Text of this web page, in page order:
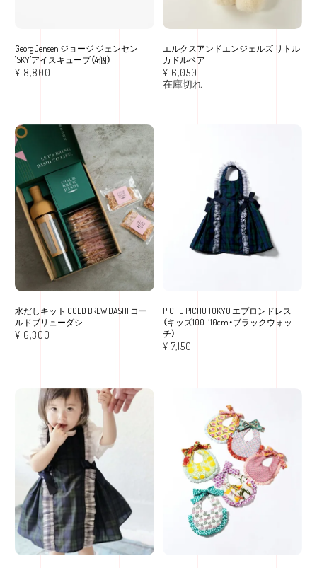
Georg Jensen ジョージ ジェンセン
"SKY"アイスキューブ（4個）
¥ 8,800
エルクスアンドエンジェルズ リトル
カドルベア
¥ 6,050
在庫切れ
水だしキット COLD BREW DASHI コー
ルドブリューダシ
¥ 6,300
PICHU PICHU TOKYO エプロンドレス
（キッズ100~110cm・ブラックウォッ
チ）
¥ 7,150